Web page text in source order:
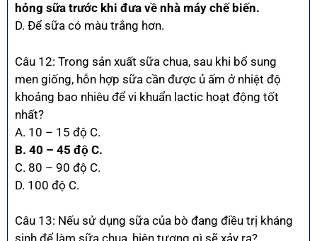
hỏng sữa trước khi đưa về nhà máy chế biến.
D. Để sữa có màu trắng hơn.
Câu 12: Trong sản xuất sữa chua, sau khi bổ sung
men giống, hỗn hợp sữa cần được ủ ấm ở nhiệt độ
khoảng bao nhiêu để vi khuẩn lactic hoạt động tốt
nhất?
A. 10 – 15 độ C.
B. 40 – 45 độ C.
C. 80 – 90 độ C.
D. 100 độ C.
Câu 13: Nếu sử dụng sữa của bò đang điều trị kháng